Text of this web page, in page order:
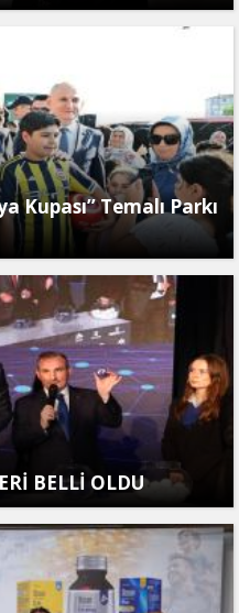
Kupası” Temalı Parkı
BELLİ OLDU